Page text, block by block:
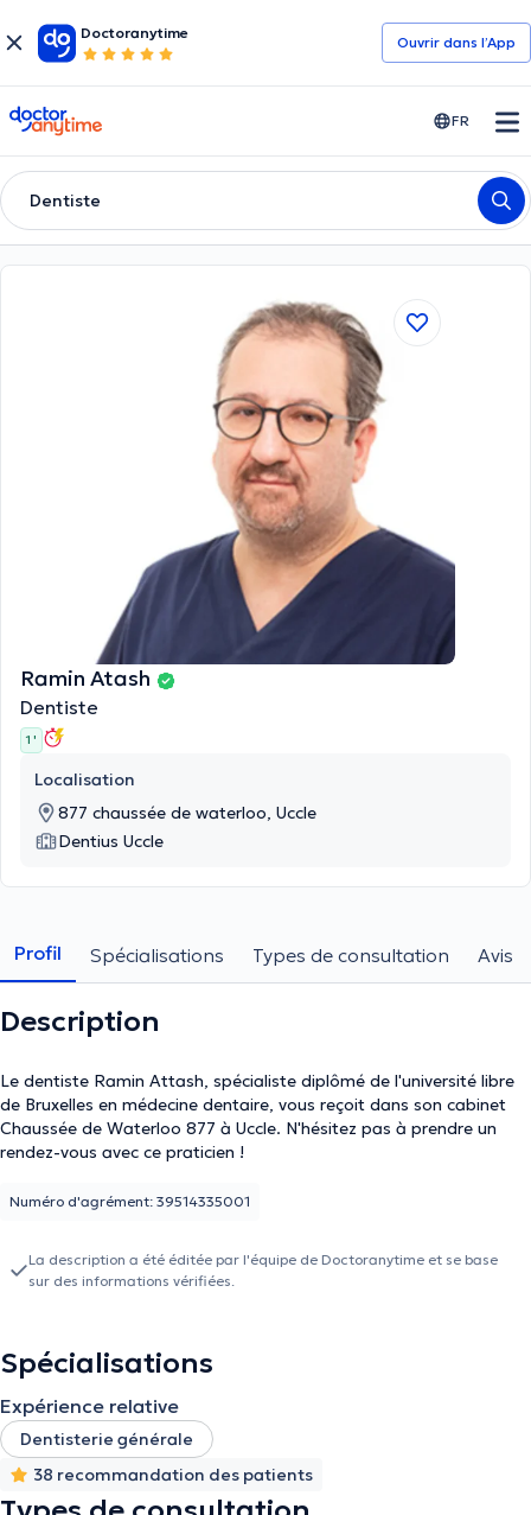
Doctoranytime
Ouvrir dans l’App
doctoranytime FR
Dentiste
Ramin Atash
Dentiste
1 '
Localisation
877 chaussée de waterloo, Uccle
Dentius Uccle
Profil Spécialisations Types de consultation Avis
Description
Le dentiste Ramin Attash, spécialiste diplômé de l'université libre
de Bruxelles en médecine dentaire, vous reçoit dans son cabinet
Chaussée de Waterloo 877 à Uccle. N'hésitez pas à prendre un
rendez-vous avec ce praticien !
Numéro d'agrément: 39514335001
La description a été éditée par l'équipe de Doctoranytime et se base
sur des informations vérifiées.
Spécialisations
Expérience relative
Dentisterie générale
38 recommandation des patients